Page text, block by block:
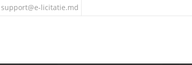
support@e-licitatie.md